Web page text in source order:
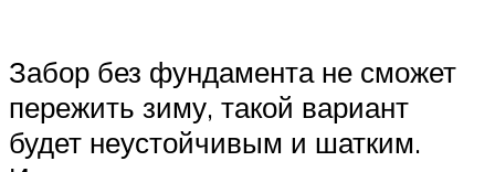
Забор без фундамента не сможет
пережить зиму, такой вариант
будет неустойчивым и шатким.